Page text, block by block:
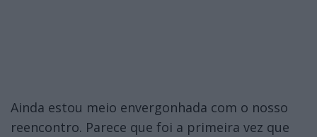
Ainda estou meio envergonhada com o nosso
reencontro. Parece que foi a primeira vez que